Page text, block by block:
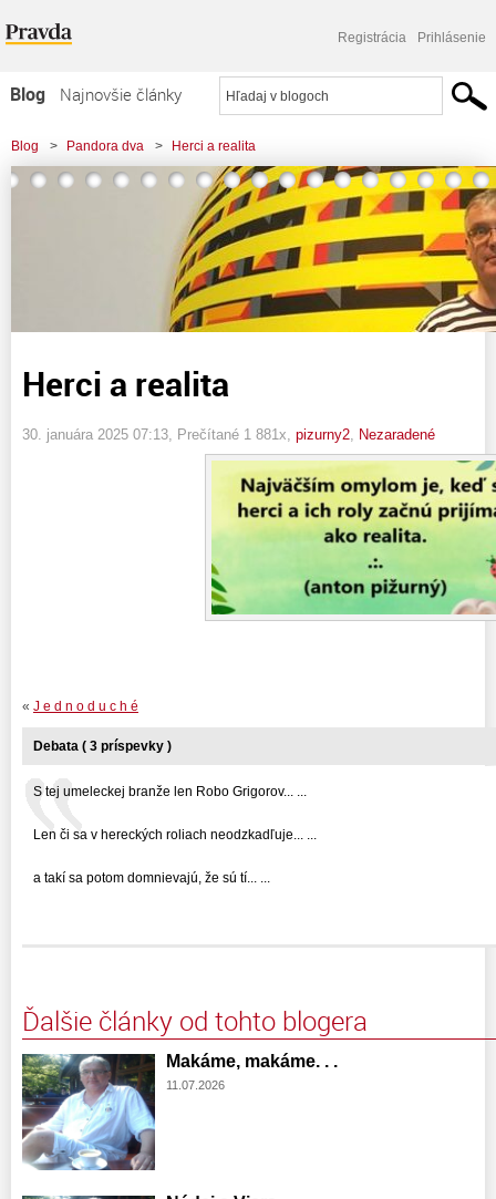
Registrácia Prihlásenie
Blog
Najnovšie články
Najčítanejšie články
Najkomentovanejšie články
Blog > Pandora dva > Herci a realita
Herci a realita
30. januára 2025 07:13 , Prečítané 1 881x, pizurny2 Nezaradené
« J e d n o d u c h é
Debata ( 3 príspevky )
S tej umeleckej branže len Robo Grigorov... ...
Len či sa v hereckých roliach neodzkadľuje... ...
a takí sa potom domnievajú, že sú tí... ...
Ďalšie články od tohto blogera
Makáme, makáme. . .
11.07.2026